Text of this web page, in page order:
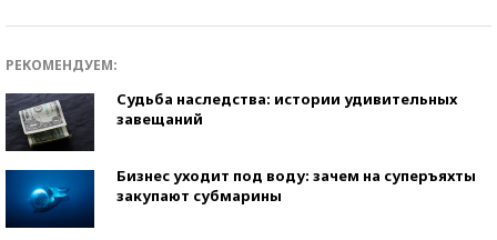
РЕКОМЕНДУЕМ:
Судьба наследства: истории удивительных
завещаний
Бизнес уходит под воду: зачем на суперъяхты
закупают субмарины